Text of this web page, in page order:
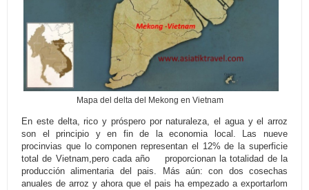
Mapa del delta del Mekong en Vietnam
En este delta, rico y próspero por naturaleza, el agua y el arroz
son el principio y en fin de la economia local. Las nueve
procinvias que lo componen representan el 12% de la superficie
total de Vietnam,pero cada año proporcionan la totalidad de la
producción alimentaria del pais. Más aún: con dos cosechas
anuales de arroz y ahora que el pais ha empezado a exportarlom